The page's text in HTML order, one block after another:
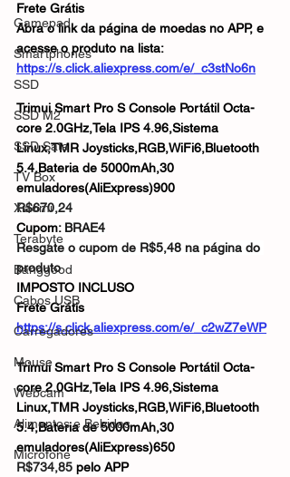
Gamepad
Smartphones
SSD
SSD M2
SSD Sata
TV Box
Xiaomi
Terabyte
Banggood
Cabos USB
Carregadores
Mouse
Webcam
Alimentos e Bebidas
Microfone
Frete Grátis
Abra o link da página de moedas no APP, e
acesse o produto na lista:
https://s.click.aliexpress.com/e/_c3stNo6n
Trimui Smart Pro S Console Portátil Octa-
core 2.0GHz,Tela IPS 4.96,Sistema
Linux,TMR Joysticks,RGB,WiFi6,Bluetooth
5.4,Bateria de 5000mAh,30
emuladores(AliExpress)900
R$670,24
Cupom: BRAE4
Resgate o cupom de R$5,48 na página do
produto
IMPOSTO INCLUSO
Frete Grátis
https://s.click.aliexpress.com/e/_c2wZ7eWP
Trimui Smart Pro S Console Portátil Octa-
core 2.0GHz,Tela IPS 4.96,Sistema
Linux,TMR Joysticks,RGB,WiFi6,Bluetooth
5.4,Bateria de 5000mAh,30
emuladores(AliExpress)650
R$734,85 pelo APP